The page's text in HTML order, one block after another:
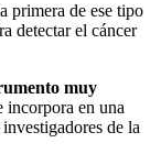
primera de ese tipo
detectar el cáncer
muy
incorpora en una
de la